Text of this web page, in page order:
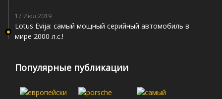
17 Июл 2019
Lotus Evija: самый мощный серийный автомобиль в
мире 2000 л.с.!
Популярные публикации